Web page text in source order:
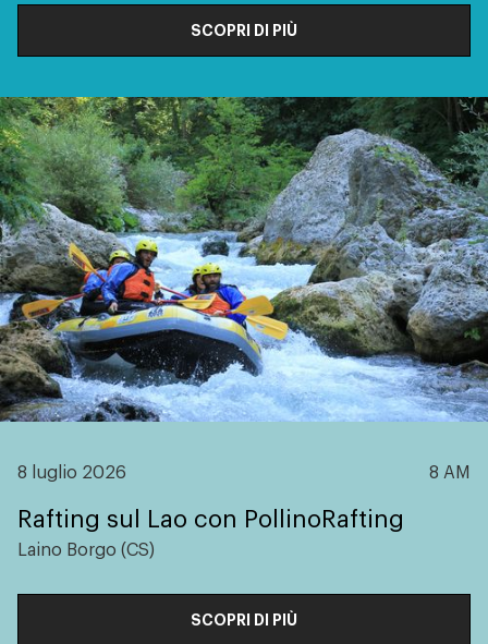
SCOPRI DI PIÙ
8 luglio 2026 8 AM
Rafting sul Lao con PollinoRafting
Laino Borgo (CS)
SCOPRI DI PIÙ